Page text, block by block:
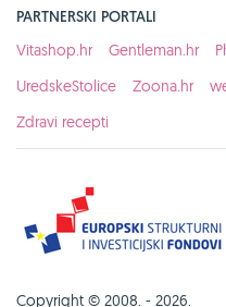
PARTNERSKI PORTALI
Vitashop.hr
Gentleman.hr
UredskeStolice
Zoona.hr
Zdravi recepti
Copyright © 2008. - 2026.